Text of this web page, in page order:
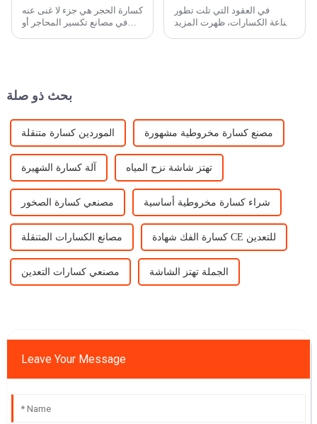
كسارة الحجر هي جزء لا غنى عنه
في مصانع تكسير المحاجر أو
في العقود التي تلت تطور
صناعة الكسارات، ظهرت المزيد
بحث ذو صلة
الموردين كسارة متنقلة مصنع كسارة مخروطية مشهورة
آلة كسارة الشهيرة تهتز شاشة نزح المياه
مصنعي كسارة الصخور شراء كسارة مخروطية أساسية
مصانع الكسارات المتنقلة كسارة الفك شهادة CE للتعدين
مصنعي كسارات التعدين الجملة تهتز الشاشة
Leave Your Message